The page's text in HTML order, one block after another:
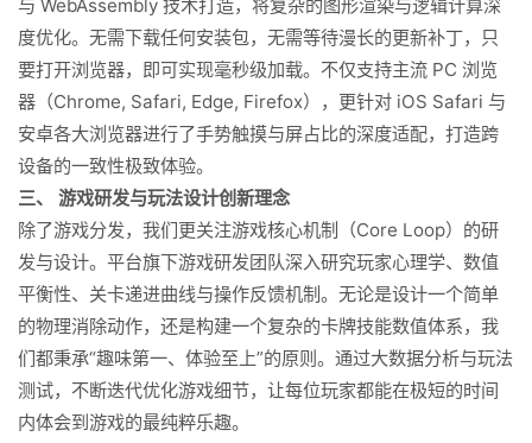
与 WebAssembly 技术打造，将复杂的图形渲染与逻辑计算深
度优化。无需下载任何安装包，无需等待漫长的更新补丁，只
要打开浏览器，即可实现毫秒级加载。不仅支持主流 PC 浏览
器（Chrome, Safari, Edge, Firefox），更针对 iOS Safari 与
安卓各大浏览器进行了手势触摸与屏占比的深度适配，打造跨
设备的一致性极致体验。
三、 游戏研发与玩法设计创新理念
除了游戏分发，我们更关注游戏核心机制（Core Loop）的研
发与设计。平台旗下游戏研发团队深入研究玩家心理学、数值
平衡性、关卡递进曲线与操作反馈机制。无论是设计一个简单
的物理消除动作，还是构建一个复杂的卡牌技能数值体系，我
们都秉承“趣味第一、体验至上”的原则。通过大数据分析与玩法
测试，不断迭代优化游戏细节，让每位玩家都能在极短的时间
内体会到游戏的最纯粹乐趣。